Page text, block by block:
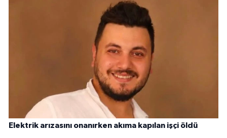
Elektrik arızasını onanırken akıma kapılan işçi öldü